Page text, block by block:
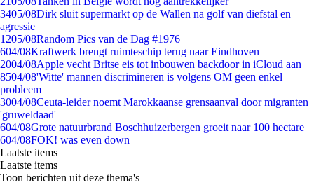
3405/08Dirk sluit supermarkt op de Wallen na golf van diefstal en
agressie
1205/08Random Pics van de Dag #1976
604/08Kraftwerk brengt ruimteschip terug naar Eindhoven
2004/08Apple vecht Britse eis tot inbouwen backdoor in iCloud aan
8504/08'Witte' mannen discrimineren is volgens OM geen enkel
probleem
3004/08Ceuta-leider noemt Marokkaanse grensaanval door migranten
'gruweldaad'
604/08Grote natuurbrand Boschhuizerbergen groeit naar 100 hectare
604/08FOK! was even down
Laatste items
Laatste items
Toon berichten uit deze thema's